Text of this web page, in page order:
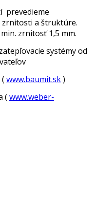
prevedieme
a štruktúre.
zrnitosť 1,5 mm.
systémy od
www.baumit.sk)
(www.weber-